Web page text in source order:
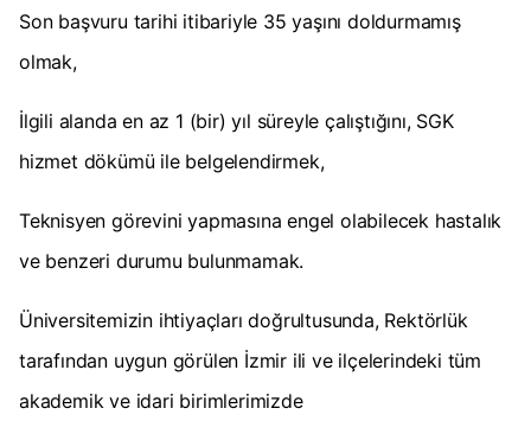
Son başvuru tarihi itibariyle 35 yaşını doldurmamış
olmak,
İlgili alanda en az 1 (bir) yıl süreyle çalıştığını, SGK
hizmet dökümü ile belgelendirmek,
Teknisyen görevini yapmasına engel olabilecek hastalık
ve benzeri durumu bulunmamak.
Üniversitemizin ihtiyaçları doğrultusunda, Rektörlük
tarafından uygun görülen İzmir ili ve ilçelerindeki tüm
akademik ve idari birimlerimizde